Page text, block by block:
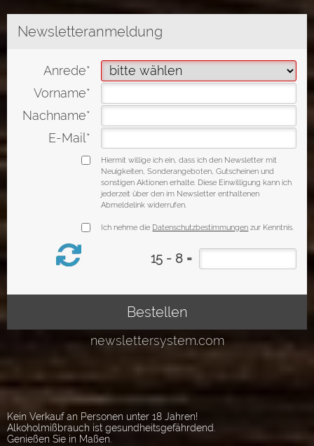
Kein Verkauf an Personen unter 18 Jahren!
Alkoholmißbrauch ist gesundheitsgefährdend.
Genießen Sie in Maßen.